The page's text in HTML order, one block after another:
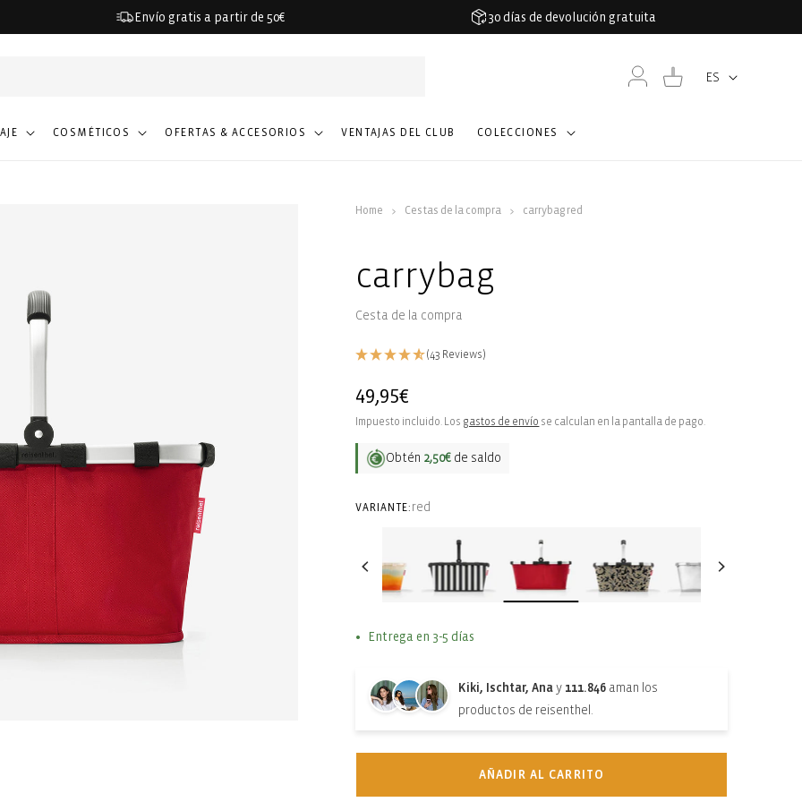
Envío gratis a partir de 50€ 30 días de devolución gratuita
COSMÉTICOS OFERTAS & ACCESORIOS VENTAJAS DEL CLUB COLECCIONES
Idioma
ES
Iniciar
sesión
Carrito
Home Cestas de la compra carrybag red
carrybag
Cesta de la compra
(43 Reviews)
Precio
habitual
49,95€
Impuesto incluido. Los gastos de envío se calculan en la pantalla de pago.
Obtén 2,50€ de saldo
VARIANTE: red
Entrega en 3-5 días
Kiki, Ischtar, Ana y 111.846 aman los
productos de reisenthel.
AÑADIR AL CARRITO